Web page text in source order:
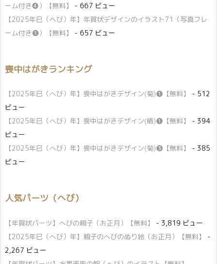
ーム付き❹）【無料】
- 667 ビュー
【2025年巳（へび）年】年賀状デザインのイラスト71（写真フレ
ーム付き❶）【無料】
- 657 ビュー
喪中はがきランキング
【2025年巳（へび）年】喪中はがきデザイン(菊)❶【無料】
- 512
ビュー
【2025年巳（へび）年】喪中はがきデザイン(椿)❶【無料】
- 394
ビュー
【2025年巳（へび）年】喪中はがきデザイン(菊)❸【無料】
- 385
ビュー
人気パーツ（へび）
【年賀状パーツ】へびの親子（お正月）【無料】
- 3,819 ビュー
【2025年巳（へび）年】親子のへびのぬり絵（お正月）【無料】
-
2,267 ビュー